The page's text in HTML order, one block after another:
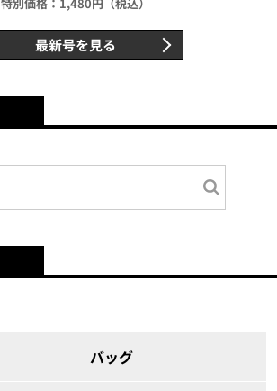
特別価格：1,480円（税込）
最新号を見る
バッグ